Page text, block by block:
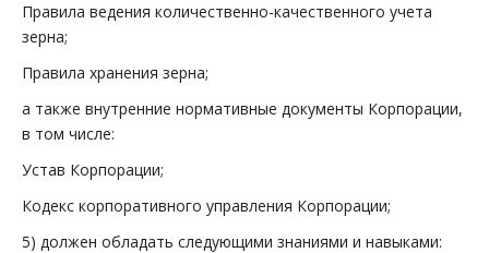
Правила ведения количественно-качественного учета
зерна;
Правила хранения зерна;
а также внутренние нормативные документы Корпорации,
в том числе:
Устав Корпорации;
Кодекс корпоративного управления Корпорации;
5) должен обладать следующими знаниями и навыками: